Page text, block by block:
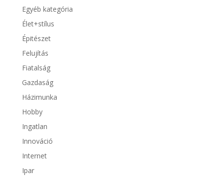
Egyéb kategória
Élet+stílus
Épitészet
Felujítás
Fiatalság
Gazdaság
Házimunka
Hobby
Ingatlan
Innováció
Internet
Ipar